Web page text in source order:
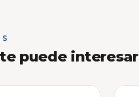
puede interesar